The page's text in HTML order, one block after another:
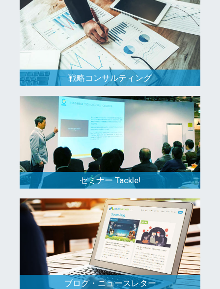
戦略コンサルティング
セミナー Tackle!
ブログ・ニュースレター